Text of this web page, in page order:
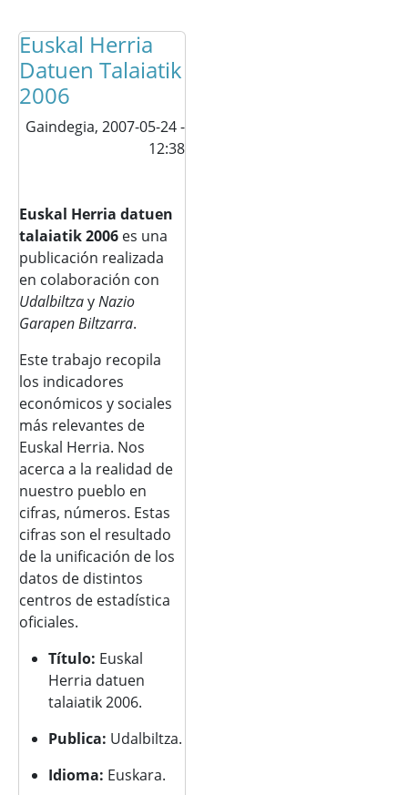
Euskal Herria
Datuen Talaiatik
2006
Gaindegia, 2007-05-24 -
12:38
Euskal Herria datuen
talaiatik 2006 es una
publicación realizada
en colaboración con
UdalbiltzayNazio
Garapen Biltzarra.
Este trabajo recopila
los indicadores
económicos y sociales
más relevantes de
Euskal Herria. Nos
acerca a la realidad de
nuestro pueblo en
cifras, números. Estas
cifras son el resultado
de la unificación de los
datos de distintos
centros de estadística
oficiales.
Título: Euskal
Herria datuen
talaiatik 2006.
Publica: Udalbiltza.
Idioma: Euskara.